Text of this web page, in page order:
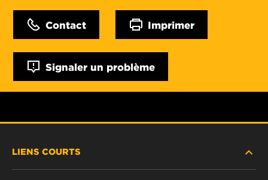
Contact Imprimer
Signaler un problème
LIENS COURTS